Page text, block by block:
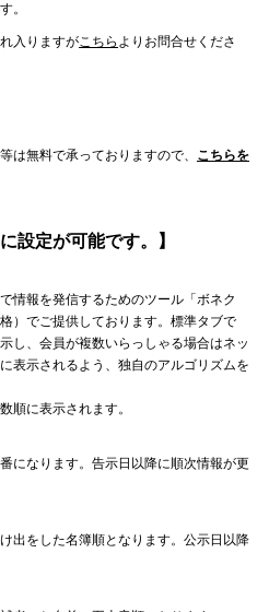
。
入りますがこちら よりお問合せくださ
は無料で承っておりますので、 こちらを
設定が可能です。】
情報を発信するためのツール「ボネク
）でご提供しております。標準タブで
し、会員が複数いらっしゃる場合はネッ
表示されるよう、独自のアルゴリズムを
順に表示されます。
になります。告示日以降に順次情報が更
出をした名簿順となります。公示日以降